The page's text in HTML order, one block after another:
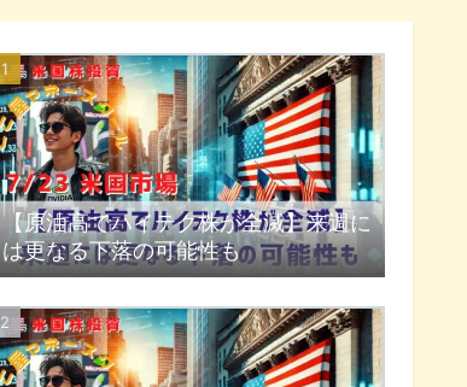
【原油高でハイテク株が全滅】来週に
は更なる下落の可能性も